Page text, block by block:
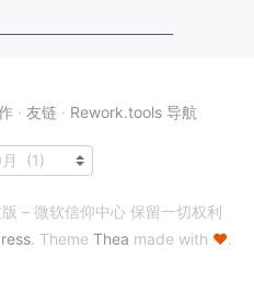
· 友链 · Rework.tools 导航
– 微软信仰中心 保留一切权利
. Theme Thea made with ♥.